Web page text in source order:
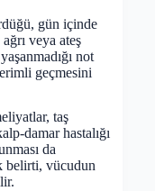
gün içinde
veya ateş
not
geçmesini
taş
damar hastalığı
da
belirti, vücudun